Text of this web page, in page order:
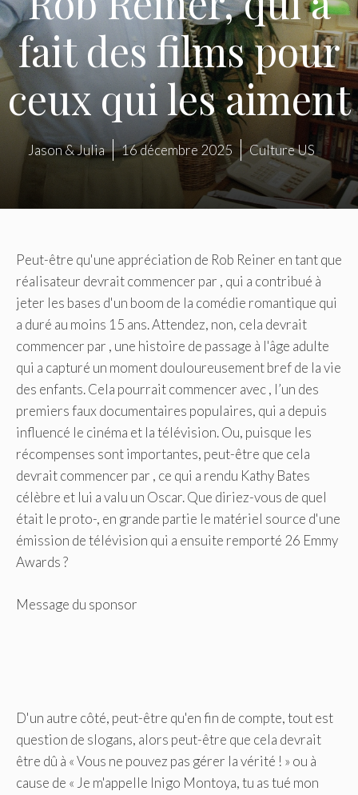
fait des films pour
ceux qui les aiment
Jason & Julia 16 décembre 2025 Culture US
Peut-être qu'une appréciation de Rob Reiner en tant que
réalisateur devrait commencer par , qui a contribué à
jeter les bases d'un boom de la comédie romantique qui
a duré au moins 15 ans. Attendez, non, cela devrait
commencer par , une histoire de passage à l'âge adulte
qui a capturé un moment douloureusement bref de la vie
des enfants. Cela pourrait commencer avec , l’un des
premiers faux documentaires populaires, qui a depuis
influencé le cinéma et la télévision. Ou, puisque les
récompenses sont importantes, peut-être que cela
devrait commencer par , ce qui a rendu Kathy Bates
célèbre et lui a valu un Oscar. Que diriez-vous de quel
était le proto-, en grande partie le matériel source d'une
émission de télévision qui a ensuite remporté 26 Emmy
Awards ?
Message du sponsor
D'un autre côté, peut-être qu'en fin de compte, tout est
question de slogans, alors peut-être que cela devrait
être dû à « Vous ne pouvez pas gérer la vérité ! » ou à
cause de « Je m'appelle Inigo Montoya, tu as tué mon